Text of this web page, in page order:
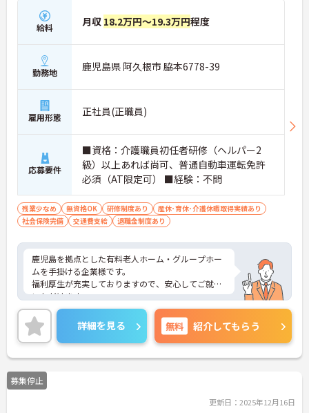
給料 月収 18.2万円～19.3万円程度
勤務地 鹿児島県 阿久根市 脇本6778-39
雇用形態 正社員(正職員)
応募要件
■資格：介護職員初任者研修（ヘルパー2
級）以上あれば尚可、普通自動車運転免許
必須（AT限定可） ■経験：不問
残業少なめ 無資格OK 研修制度あり
産休･育休･介護休暇取得実績あり
社会保険完備
交通費支給 退職金制度あり
鹿児島を拠点とした有料老人ホーム・グループホー
ムを手掛ける企業様です。
福利厚生が充実しておりますので、安心してご就業
いただけます。
ご興味のある方には、面接対策ポイントなど、さら
に詳細をお話しいたしますのでお気軽にご相談くだ
さい！
詳細を見る 無料 紹介してもらう
募集停止
更新日：2025年12月16日